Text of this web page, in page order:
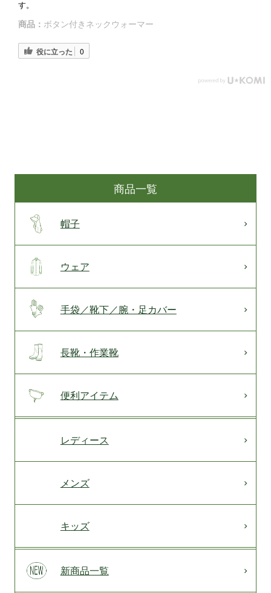
す。
商品： ボタン付きネックウォーマー
役に立った 0
商品一覧
帽子
ウェア
手袋／靴下／腕・足カバー
長靴・作業靴
便利アイテム
レディース
メンズ
キッズ
新商品一覧